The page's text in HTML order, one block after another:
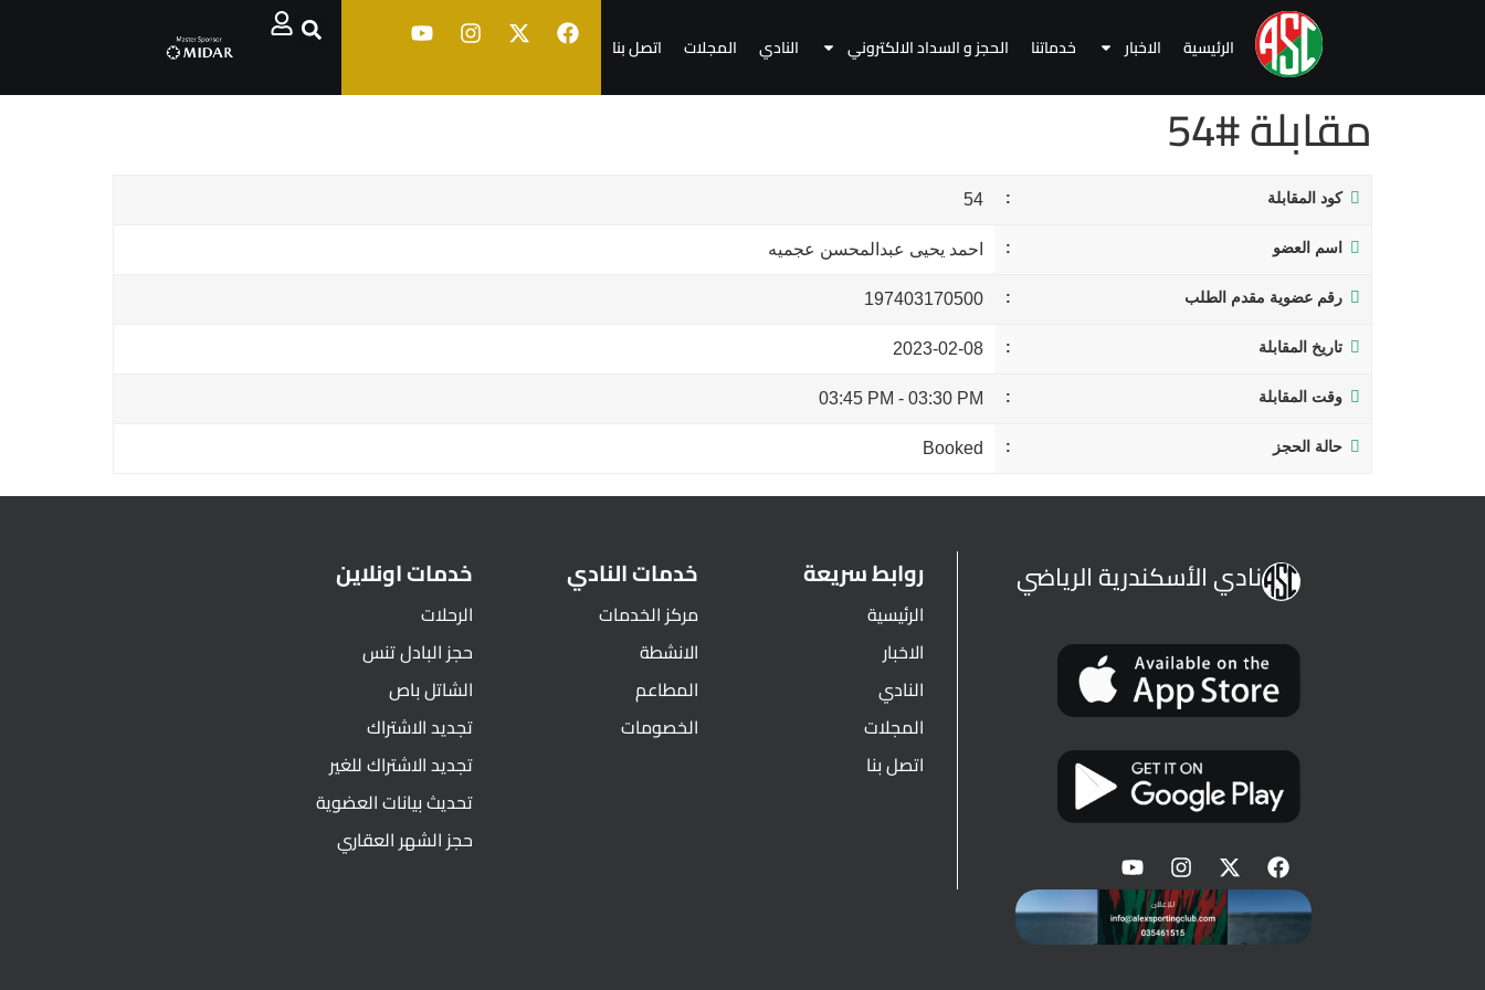
الرئيسية الاخبار خدماتنا الحجز و السداد الالكتروني النادي المجلات اتصل بنا
مقابلة #54
كود المقابلة 54
اسم العضو احمد يحيى عبدالمحسن عجميه
رقم عضوية مقدم الطلب 197403170500
تاريخ المقابلة 2023-02-08
وقت المقابلة 03:30 PM
-
03:45 PM
حالة الحجز Booked
نادي الأسكندرية الرياضي روابط سريعة
الرئيسية
الاخبار
النادي
المجلات
اتصل بنا
خدمات النادي
مركز الخدمات
الانشطة
المطاعم
الخصومات
خدمات اونلاين
الرحلات
حجز البادل تنس
الشاتل باص
تجديد الاشتراك
تجديد الاشتراك للغير
تحديث بيانات العضوية
حجز الشهر العقاري